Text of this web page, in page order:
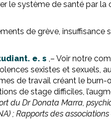
le système de santé par la
de grève, insuffisance
e. s ,– Voir notre
sexistes et sexuels,
de travail créant le burn-
de stage difficiles,
du Dr Donata Marra,
; Rapports des associations